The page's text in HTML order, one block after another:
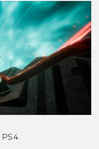
PS4